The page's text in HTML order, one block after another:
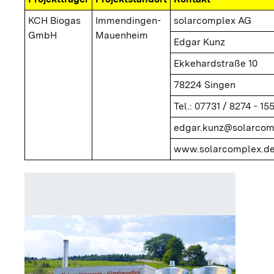
KCH Biogas
GmbH
Immendingen-
Mauenheim
solarcomplex AG
Edgar Kunz
Ekkehardstraße 10
78224 Singen
Tel.: 07731 / 8274 - 155